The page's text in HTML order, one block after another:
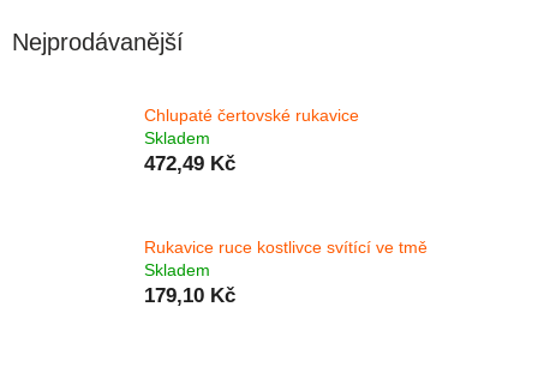
Nejprodávanější
Chlupaté čertovské rukavice
Skladem
472,49 Kč
Rukavice ruce kostlivce svítící ve tmě
Skladem
179,10 Kč